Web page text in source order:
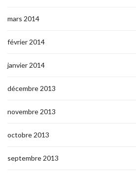
mars 2014
février 2014
janvier 2014
décembre 2013
novembre 2013
octobre 2013
septembre 2013